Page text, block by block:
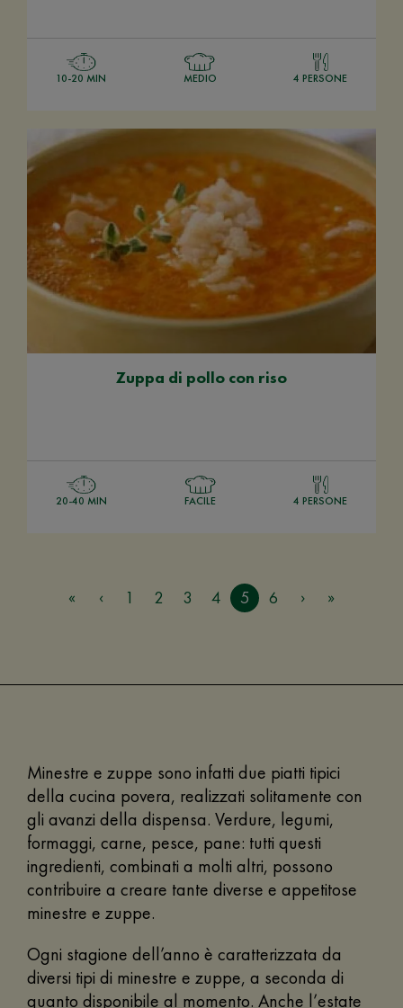
10-20 MIN MEDIO 4 PERSONE
Zuppa di pollo con riso
20-40 MIN FACILE 4 PERSONE
1 2 3 4 5 6
Minestre e zuppe sono infatti due piatti tipici
della cucina povera, realizzati solitamente con
gli avanzi della dispensa. Verdure, legumi,
formaggi, carne, pesce, pane: tutti questi
ingredienti, combinati a molti altri, possono
contribuire a creare tante diverse e appetitose
minestre e zuppe.
Ogni stagione dell’anno è caratterizzata da
diversi tipi di minestre e zuppe, a seconda di
quanto disponibile al momento. Anche l’estate